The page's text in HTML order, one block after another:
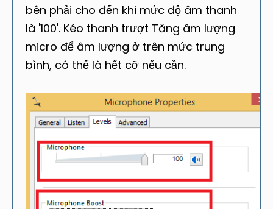
bên phải cho đến khi mức độ âm thanh
là '100'. Kéo thanh trượt Tăng âm lượng
micro để âm lượng ở trên mức trung
bình, có thể là hết cỡ nếu cần.